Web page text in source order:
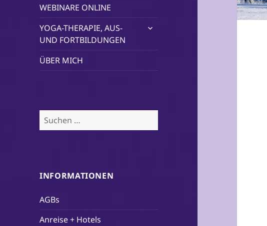
WEBINARE ONLINE
YOGA-THERAPIE, AUS-
UND FORTBILDUNGEN
untermenü
ÜBER MICH
Suchen
nach:
INFORMATIONEN
AGBs
Anreise + Hotels